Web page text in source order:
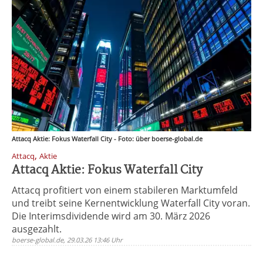
Attacq Aktie: Fokus Waterfall City - Foto: über boerse-global.de
Attacq, Aktie
Attacq Aktie: Fokus Waterfall City
Attacq profitiert von einem stabileren Marktumfeld
und treibt seine Kernentwicklung Waterfall City voran.
Die Interimsdividende wird am 30. März 2026
ausgezahlt.
boerse-global.de, 29.03.26 13:46 Uhr